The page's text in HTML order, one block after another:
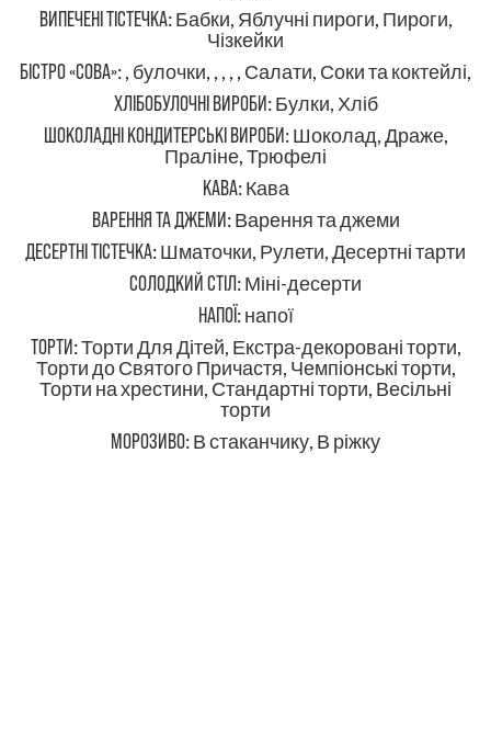
ВИПЕЧЕНІ ТІСТЕЧКА:Бабки, Яблучні пироги, Пироги,
Чізкейки
БІСТРО «СОВА»:, булочки, , , , , Салати, Соки та коктейлі,
ХЛІБОБУЛОЧНІ ВИРОБИ:Булки, Хліб
ШОКОЛАДНІ КОНДИТЕРСЬКІ ВИРОБИ:Шоколад,Драже,
Праліне,Трюфелі
КАВА:Кава
ВАРЕННЯ ТА ДЖЕМИ:Варення та джеми
ДЕСЕРТНІ ТІСТЕЧКА:Шматочки, Рулети,Десертні тарти
СОЛОДКИЙ СТІЛ:Міні-десерти
НАПОЇ:напої
ТОРТИ:Торти Для Дітей, Екстра-декоровані торти,
Торти до Святого Причастя, Чемпіонські торти,
Торти на хрестини, Стандартні торти, Весільні
торти
МОРОЗИВО:В стаканчику, В ріжку